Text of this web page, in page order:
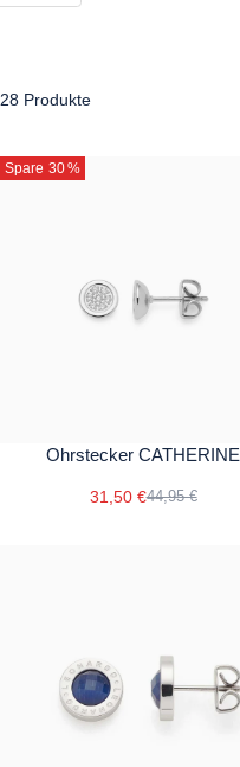
28 Produkte
Spare 30%
Ohrstecker CATHERINE
31,50 €44,95 €